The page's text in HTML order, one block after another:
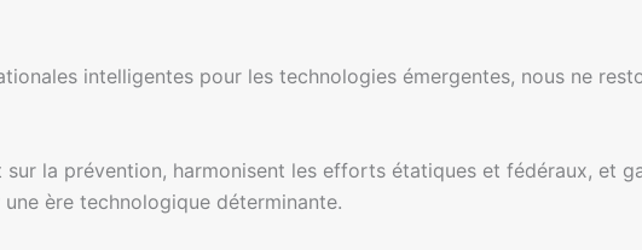
intelligentes pour les technologies émergentes, nous ne
la prévention, harmonisent les efforts étatiques et fédéraux, et
ère technologique déterminante.